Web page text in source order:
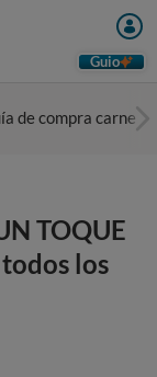
Guio
de compra carne
TOQUE
todos los